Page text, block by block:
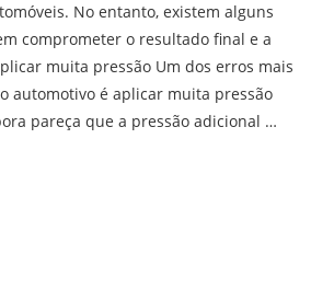
No entanto, existem alguns
comprometer o resultado final e a
muita pressão Um dos erros mais
automotivo é aplicar muita pressão
pareça que a pressão adicional …